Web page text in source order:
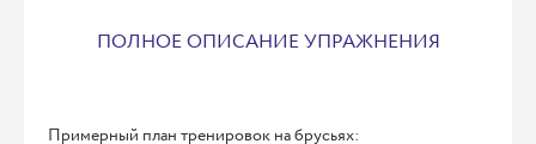
ПОЛНОЕ ОПИСАНИЕ УПРАЖНЕНИЯ
Примерный план тренировок на брусьях: